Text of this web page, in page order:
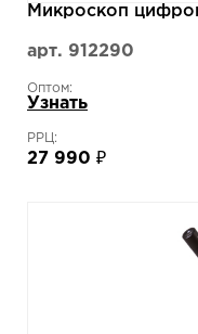
Микроскоп
арт. 912290
Оптом:
Узнать
РРЦ:
27 990 ₽